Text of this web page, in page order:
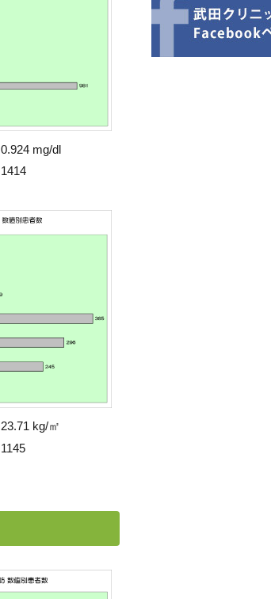
0.924 mg/dl
1414
23.71 kg/㎡
1145